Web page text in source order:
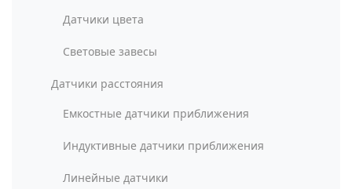
Датчики цвета
Световые завесы
Датчики расстояния
Емкостные датчики приближения
Индуктивные датчики приближения
Линейные датчики